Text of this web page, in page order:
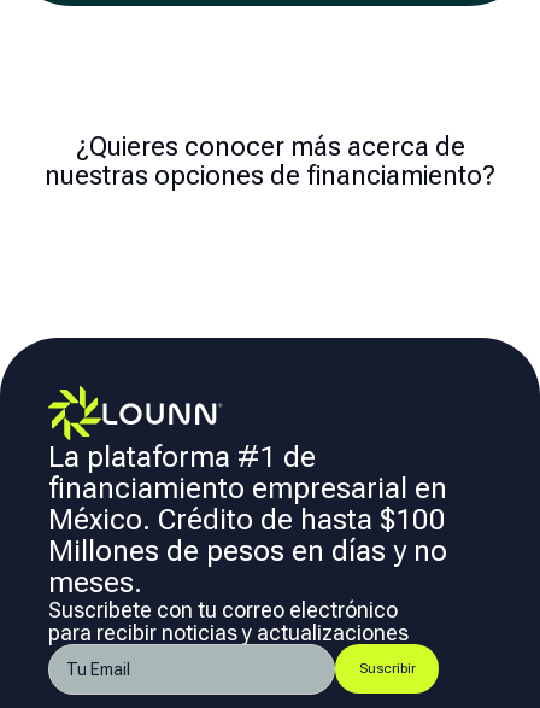
¿Quieres conocer más acerca de
nuestras opciones de financiamiento?
La plataforma #1 de
financiamiento empresarial en
México. Crédito de hasta $100
Millones de pesos en días y no
meses.
Suscribete con tu correo electrónico
para recibir noticias y actualizaciones